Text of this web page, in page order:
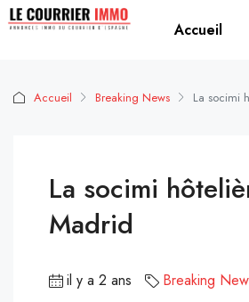
Accueil
Accueil Breaking News La socimi
La socimi
Madrid
il y a 2 ans Breaking